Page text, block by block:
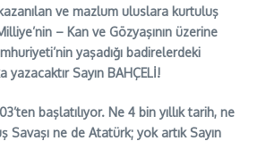
ve mazlum uluslara kurtuluş
– Kan ve Gözyaşının üzerine
yaşadığı badirelerdeki
yazacaktır Sayın BAHÇELİ!
başlatılıyor. Ne 4 bin yıllık tarih, ne
Savaşı ne de Atatürk; yok artık Sayın